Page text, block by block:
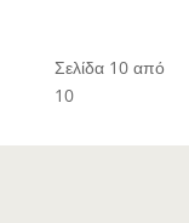
Σελίδα 10 από
10